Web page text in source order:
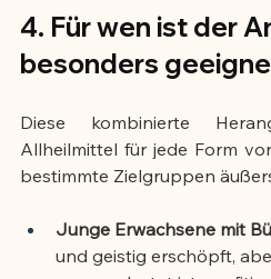
4. Für wen ist der
besonders
Diese kombinierte
Allheilmittel für jede Form
bestimmte Zielgruppen
Junge Erwachsene mit
und geistig erschöpft,